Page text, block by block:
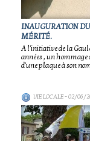
INAUGURATION
MÉRITÉ.
A l'initiative de la
années , un hommage
d'une plaque à son
VIE LOCALE- 02/06/